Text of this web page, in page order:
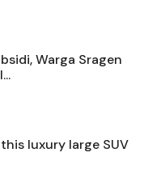
Warga Sragen
luxury large SUV